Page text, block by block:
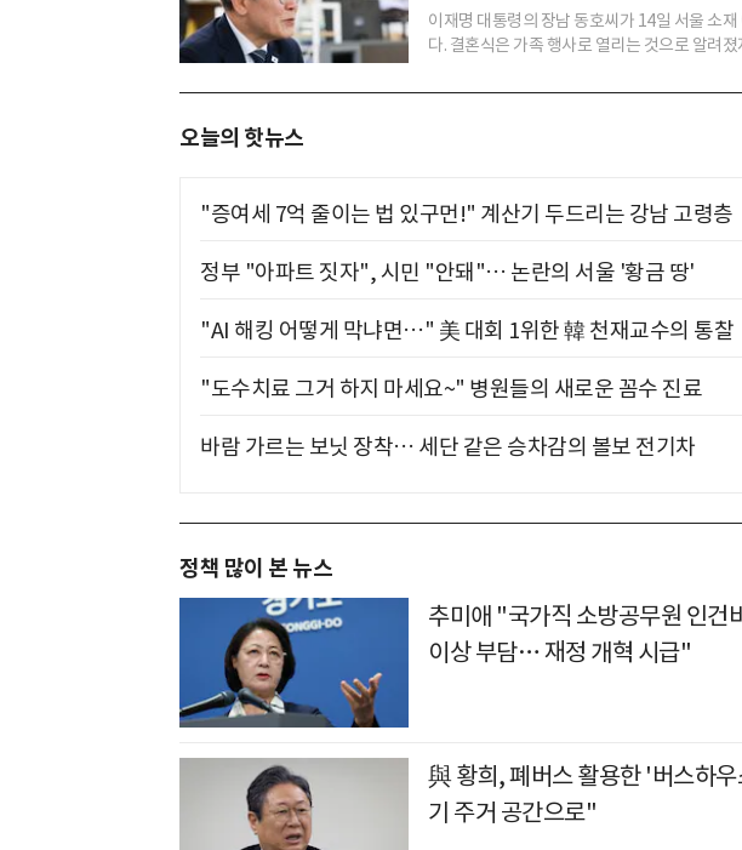
이재명 대통령의 장남 동호씨가 14일 서울 소
다. 결혼식은 가족 행사로 열리는 것으로 알려졌
오늘의 핫뉴스
"증여세 7억 줄이는 법 있구먼!" 계산기 두드리는 강남 고령층
정부 "아파트 짓자", 시민 "안돼"… 논란의 서울 '황금 땅'
"AI 해킹 어떻게 막냐면…" 美 대회 1위한 韓 천재교수의 통찰
"도수치료 그거 하지 마세요~" 병원들의 새로운 꼼수 진료
바람 가르는 보닛 장착… 세단 같은 승차감의 볼보 전기차
정책 많이 본 뉴스
추미애 "국가직 소방공무원 인건
이상 부담… 재정 개혁 시급"
與 황희, 폐버스 활용한 '버스하
기 주거 공간으로"